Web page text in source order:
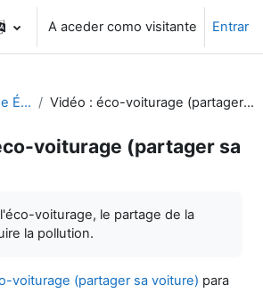
A aceder como visitante Entrar
FLE - Français Langue Étrangère Vidéo : éco-voiturage (partager sa voiture)
voiturage (partager sa
voiturage, le partage de la
la pollution.
voiturage (partager sa voiture) para